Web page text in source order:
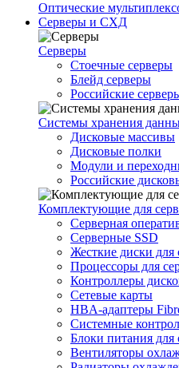
Оптические
Серверы и СХД
Серверы
Стоечные серверы
Блейд серверы
Российские
Системы хранения
Дисковые массивы
Дисковые полки
Модули и
Российские
Комплектующие для
Серверная
Серверные SSD
Жесткие диски
Процессоры для
Контроллеры
Сетевые карты
HBA-адаптеры
Системные
Блоки питания для
Вентиляторы